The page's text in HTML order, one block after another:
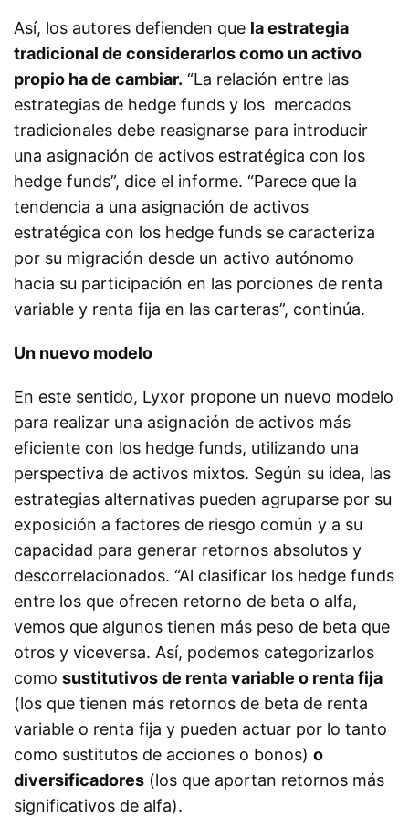
Así, los autores defienden que la estrategia
tradicional de considerarlos como un activo
propio ha de cambiar. “La relación entre las
estrategias de hedge funds y los mercados
tradicionales debe reasignarse para introducir
una asignación de activos estratégica con los
hedge funds”, dice el informe. “Parece que la
tendencia a una asignación de activos
estratégica con los hedge funds se caracteriza
por su migración desde un activo autónomo
hacia su participación en las porciones de renta
variable y renta fija en las carteras”, continúa.
Un nuevo modelo
En este sentido, Lyxor propone un nuevo modelo
para realizar una asignación de activos más
eficiente con los hedge funds, utilizando una
perspectiva de activos mixtos. Según su idea, las
estrategias alternativas pueden agruparse por su
exposición a factores de riesgo común y a su
capacidad para generar retornos absolutos y
descorrelacionados. “Al clasificar los hedge funds
entre los que ofrecen retorno de beta o alfa,
vemos que algunos tienen más peso de beta que
otros y viceversa. Así, podemos categorizarlos
como sustitutivos de renta variable o renta fija
(los que tienen más retornos de beta de renta
variable o renta fija y pueden actuar por lo tanto
como sustitutos de acciones o bonos) o
diversificadores (los que aportan retornos más
significativos de alfa).